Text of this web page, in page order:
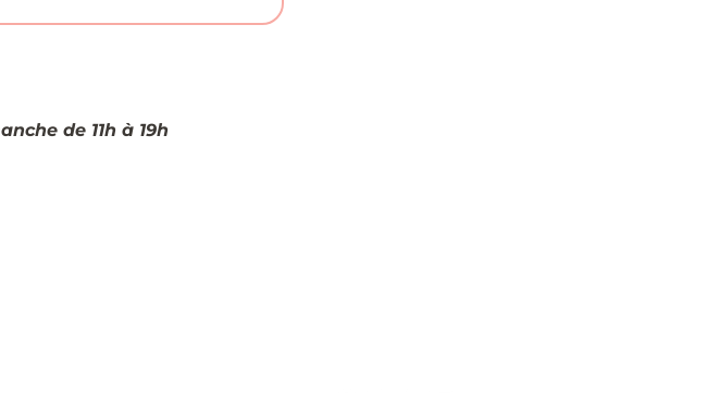
de 11h à 19h​